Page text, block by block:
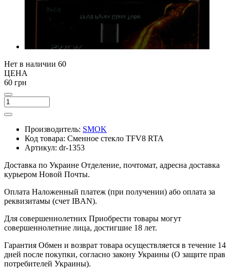
Нет в наличии 60
ЦЕНА
60 грн
Производитель: SMOK
Код товара: Сменное стекло TFV8 RTA
Артикул: dr-1353
Доставка по Украине Отделение, почтомат, адресна доставка
курьером Новой Почты.
Оплата Наложенный платеж (при получении) або оплата за
реквизитамы (счет IBAN).
Для совершеннолетних Приобрести товары могут
совершеннолетние лица, достигшие 18 лет.
Гарантия Обмен и возврат товара осуществляется в течение 14
дней после покупки, согласно закону Украины (О защите прав
потребителей Украины).